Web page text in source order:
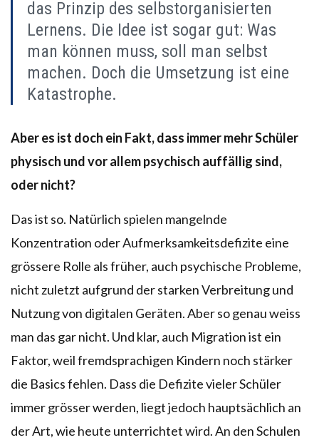
das Prinzip des selbstorganisierten
Lernens. Die Idee ist sogar gut: Was
man können muss, soll man selbst
machen. Doch die Umsetzung ist eine
Katastrophe.
Aber es ist doch ein Fakt, dass immer mehr Schüler
physisch und vor allem psychisch auffällig sind,
oder nicht?
Das ist so. Natürlich spielen mangelnde
Konzentration oder Aufmerksamkeitsdefizite eine
grössere Rolle als früher, auch psychische Probleme,
nicht zuletzt aufgrund der starken Verbreitung und
Nutzung von digitalen Geräten. Aber so genau weiss
man das gar nicht. Und klar, auch Migration ist ein
Faktor, weil fremdsprachigen Kindern noch stärker
die Basics fehlen. Dass die Defizite vieler Schüler
immer grösser werden, liegt jedoch hauptsächlich an
der Art, wie heute unterrichtet wird. An den Schulen